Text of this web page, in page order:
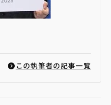
この執筆者の記事一覧